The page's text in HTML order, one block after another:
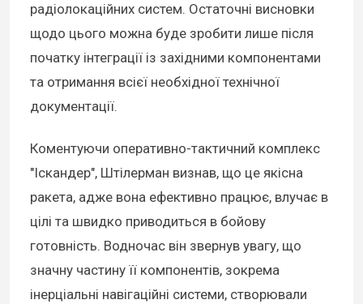
радіолокаційних систем. Остаточні висновки
щодо цього можна буде зробити лише після
початку інтеграції із західними компонентами
та отримання всієї необхідної технічної
документації.
Коментуючи оперативно-тактичний комплекс
"Іскандер", Штілерман визнав, що це якісна
ракета, адже вона ефективно працює, влучає в
цілі та швидко приводиться в бойову
готовність. Водночас він звернув увагу, що
значну частину її компонентів, зокрема
інерціальні навігаційні системи, створювали